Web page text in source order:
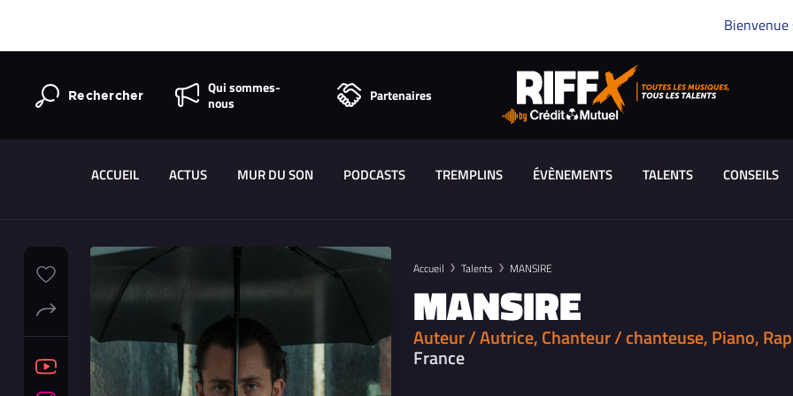
Bienvenue
Rechercher
Qui sommes-
nous
Partenaires
ACCUEIL ACTUS MUR DU SON PODCASTS TREMPLINS ÉVÈNEMENTS TALENTS CONSEILS
Accueil Talents MANSIRE
MANSIRE
Auteur / Autrice, Chanteur / chanteuse, Piano,
France